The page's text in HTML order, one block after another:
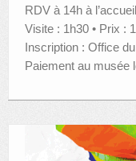
RDV à 14h à
Visite : 1h30 • Prix :
Inscription : Office
Paiement au musée